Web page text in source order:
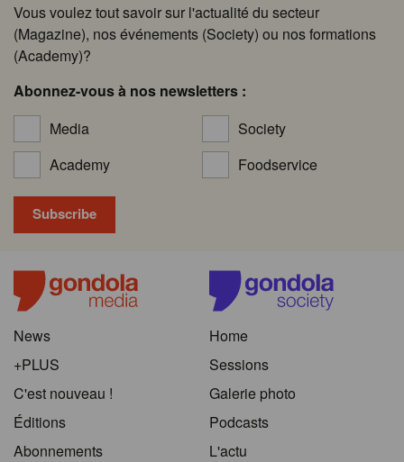
Vous voulez tout savoir sur l'actualité du secteur
(Magazine), nos événements (Society) ou nos formations
(Academy)?
Abonnez-vous à nos newsletters :
Media
Society
Academy
Foodservice
News
+PLUS
C'est nouveau !
Éditions
Abonnements
Home
Sessions
Galerie photo
Podcasts
L'actu